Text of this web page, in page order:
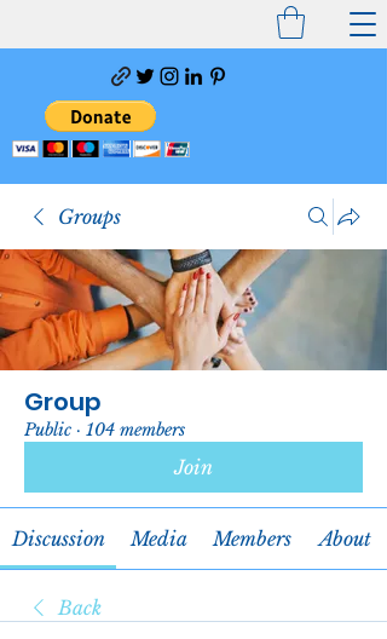
Groups
Group
Public · 104 members
Join
Discussion Media Members About
Back